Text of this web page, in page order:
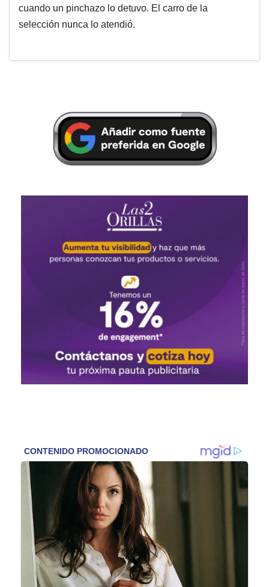
cuando un pinchazo lo detuvo. El carro de la
selección nunca lo atendió.